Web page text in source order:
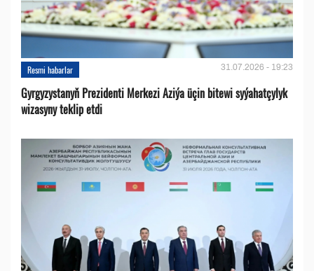
Resmi habarlar 31.07.2026 - 19:23
Gyrgyzystanyň Prezidenti Merkezi Aziýa üçin bitewi syýahatçylyk
wizasyny teklip etdi